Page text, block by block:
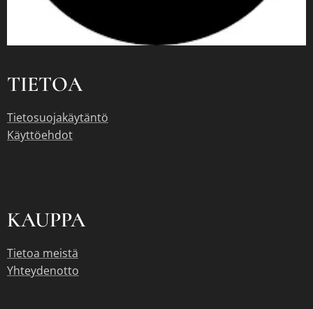
TIETOA
Tietosuojakäytäntö
Käyttöehdot
KAUPPA
Tietoa meistä
Yhteydenotto